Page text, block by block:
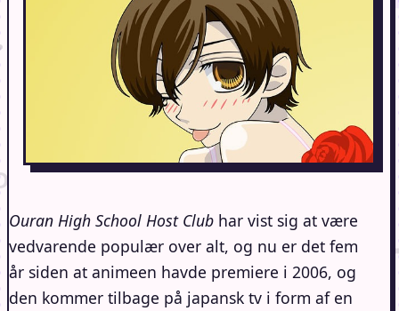
Ouran High School Host Club har vist sig at være
vedvarende populær over alt, og nu er det fem
år siden at animeen havde premiere i 2006, og
den kommer tilbage på japansk tv i form af en